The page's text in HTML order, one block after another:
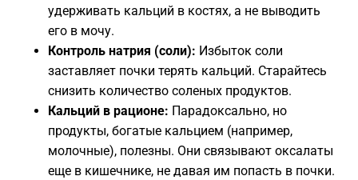
удерживать кальций в костях, а не выводить
его в мочу.
Контроль натрия (соли): Избыток соли
заставляет почки терять кальций. Старайтесь
снизить количество соленых продуктов.
Кальций в рационе: Парадоксально, но
продукты, богатые кальцием (например,
молочные), полезны. Они связывают оксалаты
еще в кишечнике, не давая им попасть в почки.